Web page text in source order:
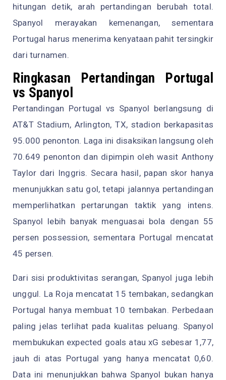
hitungan detik, arah pertandingan berubah total.
Spanyol merayakan kemenangan, sementara
Portugal harus menerima kenyataan pahit tersingkir
dari turnamen.
Ringkasan Pertandingan Portugal
vs Spanyol
Pertandingan Portugal vs Spanyol berlangsung di
AT&T Stadium, Arlington, TX, stadion berkapasitas
95.000 penonton. Laga ini disaksikan langsung oleh
70.649 penonton dan dipimpin oleh wasit Anthony
Taylor dari Inggris. Secara hasil, papan skor hanya
menunjukkan satu gol, tetapi jalannya pertandingan
memperlihatkan pertarungan taktik yang intens.
Spanyol lebih banyak menguasai bola dengan 55
persen possession, sementara Portugal mencatat
45 persen.
Dari sisi produktivitas serangan, Spanyol juga lebih
unggul. La Roja mencatat 15 tembakan, sedangkan
Portugal hanya membuat 10 tembakan. Perbedaan
paling jelas terlihat pada kualitas peluang. Spanyol
membukukan expected goals atau xG sebesar 1,77,
jauh di atas Portugal yang hanya mencatat 0,60.
Data ini menunjukkan bahwa Spanyol bukan hanya